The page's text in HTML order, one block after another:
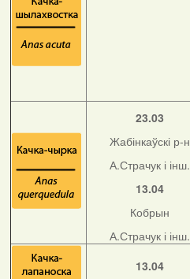
23.03
Жабінкаўскі р-н
А.Страчук і інш.
13.04
Кобрын
А.Страчук і інш.
13.04